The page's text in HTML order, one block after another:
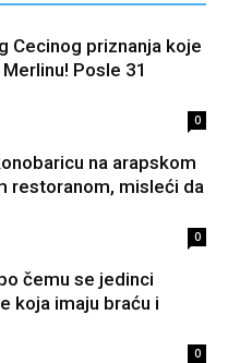
Cecinog priznanja koje
Posle 31
0
na arapskom
restoranom, misleći da
0
čemu se jedinci
koja imaju braću i
0